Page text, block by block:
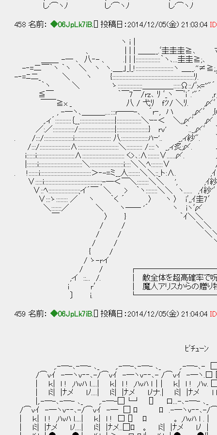
し'⌒ヽﾉ し'⌒ヽﾉ し'⌒ヽﾉ
458 名前： ◆06JpLk7iB. [] 投稿日：2014/12/05(金) 21:03:04
ヽ ｉ | /
、 | | | ＿＿__.ﾞ圭圭圭≧､ ﾏ
＿＿_ -─ ､ 八‐- 、 .| | |:::::::::::::::::｀ヽ､
-‐=二￣｀ヽ ｀ヽ ＼ ヽ ヽ.＿_」_|_!::::::::::::::::::::::::::ヽ ＿
-‐=ﾆ二_ ＼ ヽ
｀ヽ ＼ ゝ:::::::::::::::::＿＿＿＿:::::Ω::/ﾞｘ=''"´ {圭
≦￣ ｀￣7￣/rz､ ﾘ ﾞ_ヽ ￣ﾞi´.'"´ ,ｒ;; ﾟ守
￣￣≧x _ 八 / 弋ﾘ ｆﾂ/ ＼ﾘ. ,〆ﾞ ｀
, -─ヽ､＿＿＿....:::r──-､ ´r‐, ハ
,.ィ´:::::::::::｛__::::::::::::::::::::::::|:::::::::::::::::
／:／:::::::::::::::/:::::::::::::::::::::::::|::::::::::::::::::::::} rv' ｀
. /:::/::::::::::::::::::::i::::::::::::::::::::::::: 八
/:::/:::::::::::::::::::::∧::::::::::::::::::::::::::::＼::::::::::: /::::ヽ _,ィ炙;
i::::::i::::::::::::::::::::::::::∧::::::::::::::::::::::::::::: く>
|:::::::i::::::::::::::::::::::::::::::＼:::::::::::::::::::::::i::::＼＼ﾍ
. !:::::::i:::::::::::::::::::::::::::::::::::＞‐-=ミ__
∨:::::i:::::::::::::::::::::::::::::::::::::::;-─＜
∨::ﾍ:::::::::::::::::::::;イ´￣ ＼ > ｀ヽ
∨:::ゝ:::::::: ／ ヽ ｀く ´ 〉
＼:::::::／ ＼ ヽ── '´
￣ 〉 } ｀ｲ
/ / ＼＼ /
/ / ＼＼ ＿
/ / ＼ヽイ´ ,-─-
{ / / ,ﾍ.〈,ｨ==x、
/ ゝ-rイ ｉ i {//////＼
/ /
,イ ::... /. │ 敵全体を超高確率で呪
i r′ │ 魔人アリスからの贈り物 .│
〕 i.
459 名前： ◆06JpLk7iB. [] 投稿日：2014/12/05(金) 21:04:04
ﾋﾞﾁｭｰﾝ
,.-―-､-―- ､_ ,.-―-､-―- ､_ ,.-―-､- 囗 ﾛ
/⌒ｖｲ -―ヽｖ‐‐､-/⌒ｖｲ -―ヽｖ‐‐､- /⌒ｖｲ -―ヽ.□ []
| ｋ| ｌ ! ,ﾊvﾊ ｌ....| ｋ| ｌ ! ,ﾊvﾊ ｌ｜| ｋ| ｌ ! ,ﾊv. 囗ﾛ
| lﾐ| |ﾅメ lﾉ....| lﾐ| |ﾅメ lﾉナ.| lﾐ| |ﾅメ l ロ ﾛ
|,.-―-､-―- ､_ ,.-―-囗└┘ [] ロ...-､-―- ､
/⌒ｖｲ -―ヽｖ‐‐､-/⌒ｖｲ -― 囗 ﾛ ﾛ .-―ヽｖ‐‐､
| ｋ| ｌ ! ,ﾊvﾊ ｌ....| ｋ| ｌ ! □ [] ﾛ 。 ,ﾊvﾊ ｌ
| lﾐ| |ﾅメ lﾉ....| lﾐ| |ﾅメ...囗ﾛ 。 lﾐ| |ﾅメ lﾉ | l